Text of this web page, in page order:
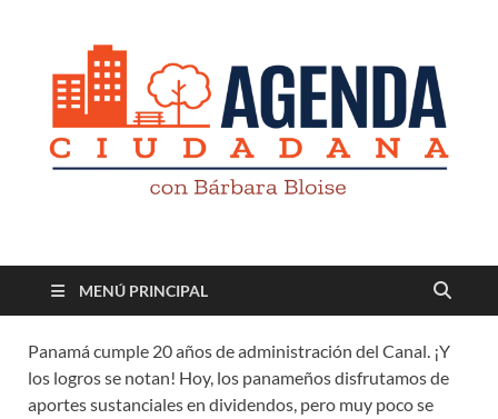
Revista digital
MENÚ PRINCIPAL
Panamá cumple 20 años de administración del Canal. ¡Y
los logros se notan! Hoy, los panameños disfrutamos de
aportes sustanciales en dividendos, pero muy poco se